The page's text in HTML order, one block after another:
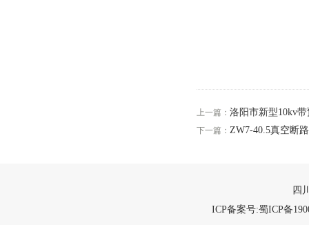
上一篇： 洛阳市新型10kv
下一篇： ZW7-40.5真空断
四
ICP备案号:蜀ICP备